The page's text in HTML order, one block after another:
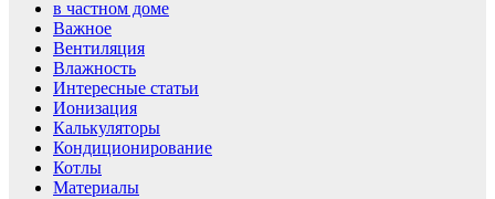
в частном доме
Важное
Вентиляция
Влажность
Интересные статьи
Ионизация
Калькуляторы
Кондиционирование
Котлы
Материалы